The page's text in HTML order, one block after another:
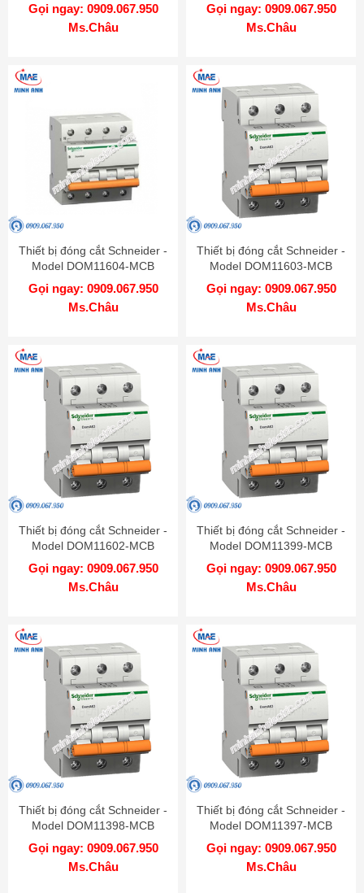
Gọi ngay: 0909.067.950
Ms.Châu
Gọi ngay: 0909.067.950
Ms.Châu
Thiết bị đóng cắt Schneider -
Model DOM11604-MCB
Gọi ngay: 0909.067.950
Ms.Châu
Thiết bị đóng cắt Schneider -
Model DOM11603-MCB
Gọi ngay: 0909.067.950
Ms.Châu
Thiết bị đóng cắt Schneider -
Model DOM11602-MCB
Gọi ngay: 0909.067.950
Ms.Châu
Thiết bị đóng cắt Schneider -
Model DOM11399-MCB
Gọi ngay: 0909.067.950
Ms.Châu
Thiết bị đóng cắt Schneider -
Model DOM11398-MCB
Gọi ngay: 0909.067.950
Ms.Châu
Thiết bị đóng cắt Schneider -
Model DOM11397-MCB
Gọi ngay: 0909.067.950
Ms.Châu